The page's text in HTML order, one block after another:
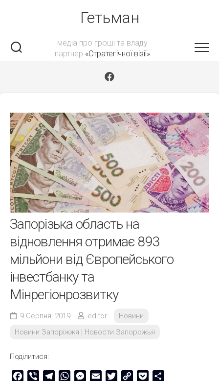
Гетьман
медіа про гроші та владу
партнер «Стратегічної візії»
Запорізька область на
відновлення отримає 893
мільйони від Європейського
інвестбанку та
Мінрегіонрозвитку
9 Серпня, 2019 editor
Новини
Новини Запоріжжя | Новости Запорожья
Поділитися:
Facebook
Viber TelegramWhatsAppMessenger
Email TwitterCopy
Pocket